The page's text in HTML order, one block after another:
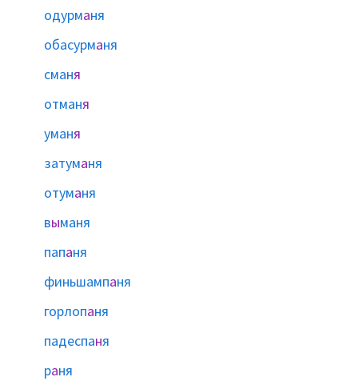
одурманя
обасурманя
сманя
отманя
уманя
затуманя
отуманя
выманя
папаня
финьшампаня
горлопаня
падеспаня
раня